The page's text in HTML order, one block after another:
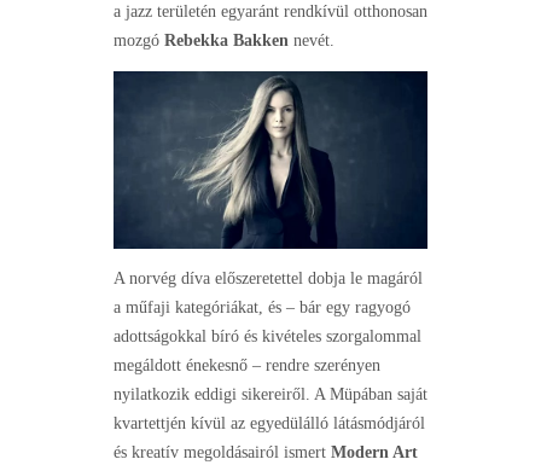
a jazz területén egyaránt rendkívül otthonosan
mozgó Rebekka Bakken nevét.
A norvég díva előszeretettel dobja le magáról
a műfaji kategóriákat, és – bár egy ragyogó
adottságokkal bíró és kivételes szorgalommal
megáldott énekesnő – rendre szerényen
nyilatkozik eddigi sikereiről. A Müpában saját
kvartettjén kívül az egyedülálló látásmódjáról
és kreatív megoldásairól ismert Modern Art